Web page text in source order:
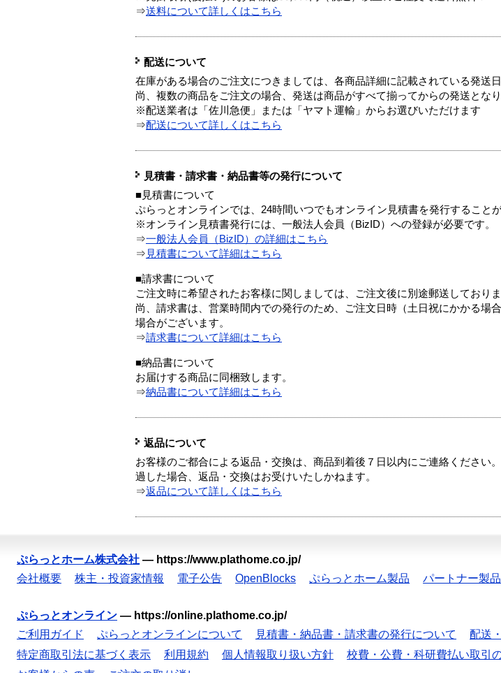
⇒送料について詳しくはこちら
配送について
在庫がある場合のご注文につきましては、各商品詳細に記載されている発送
尚、複数の商品をご注文の場合、発送は商品がすべて揃ってからの発送となり
※配送業者は「佐川急便」または「ヤマト運輸」からお選びいただけます
⇒配送について詳しくはこちら
見積書・請求書・納品書等の発行について
■見積書について
ぷらっとオンラインでは、24時間いつでもオンライン見積書を発行することが
※オンライン見積書発行には、一般法人会員（BizID）への登録が必要です。
⇒一般法人会員（BizID）の詳細はこちら
⇒ 見積書について詳細はこちら
■請求書について
ご注文時に希望されたお客様に関しましては、ご注文後に別途郵送しておりま
尚、請求書は、営業時間内での発行のため、ご注文日時（土日祝にかかる場
場合がございます。
⇒請求書について詳細はこちら
■納品書について
お届けする商品に同梱致します。
⇒納品書について詳細はこちら
返品について
お客様のご都合による返品・交換は、商品到着後７日以内にご連絡ください
過した場合、返品・交換はお受けいたしかねます。
⇒返品について詳しくはこちら
ぷらっとホーム株式会社 — https://www.plathome.co.jp/
会社概要
株主・投資家情報 電子公告 OpenBlocks ぷらっとホーム製品 パートナー製品
ぷらっとオンライン — https://online.plathome.co.jp/
ご利用ガイド
ぷらっとオンラインについて 見積書・納品書・請求書の発行について 配送
特定商取引法に基づく表示
利用規約 個人情報取り扱い方針 校費・公費・科研費払い取引